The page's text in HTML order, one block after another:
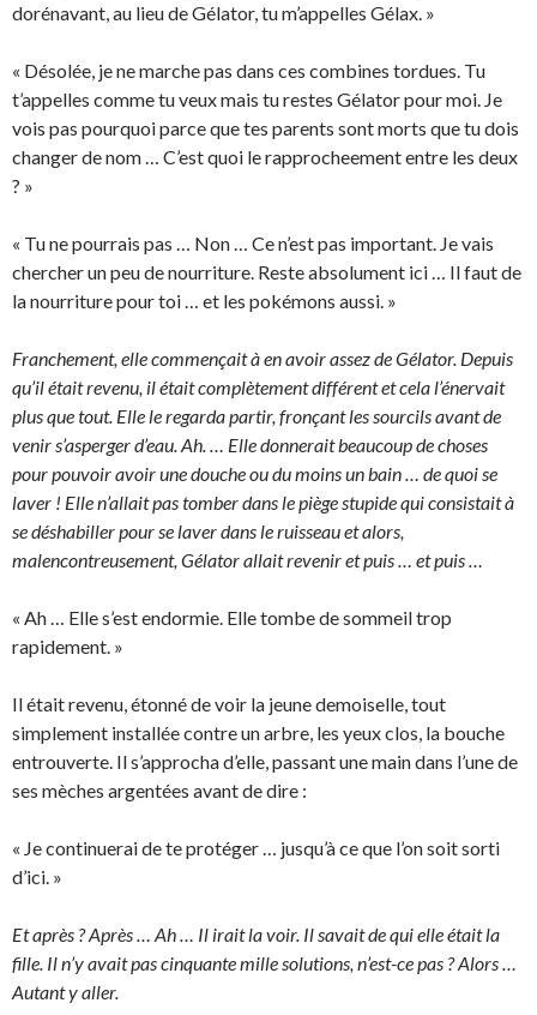
dorénavant, au lieu de Gélator, tu m’appelles Gélax. »
« Désolée, je ne marche pas dans ces combines tordues. Tu
t’appelles comme tu veux mais tu restes Gélator pour moi. Je
vois pas pourquoi parce que tes parents sont morts que tu dois
changer de nom … C’est quoi le rapprocheement entre les deux
? »
« Tu ne pourrais pas … Non … Ce n’est pas important. Je vais
chercher un peu de nourriture. Reste absolument ici … Il faut de
la nourriture pour toi … et les pokémons aussi. »
Franchement, elle commençait à en avoir assez de Gélator. Depuis
qu’il était revenu, il était complètement différent et cela l’énervait
plus que tout. Elle le regarda partir, fronçant les sourcils avant de
venir s’asperger d’eau. Ah. … Elle donnerait beaucoup de choses
pour pouvoir avoir une douche ou du moins un bain … de quoi se
laver ! Elle n’allait pas tomber dans le piège stupide qui consistait à
se déshabiller pour se laver dans le ruisseau et alors,
malencontreusement, Gélator allait revenir et puis … et puis …
« Ah … Elle s’est endormie. Elle tombe de sommeil trop
rapidement. »
Il était revenu, étonné de voir la jeune demoiselle, tout
simplement installée contre un arbre, les yeux clos, la bouche
entrouverte. Il s’approcha d’elle, passant une main dans l’une de
ses mèches argentées avant de dire :
« Je continuerai de te protéger … jusqu’à ce que l’on soit sorti
d’ici. »
Et après ? Après … Ah … Il irait la voir. Il savait de qui elle était la
fille. Il n’y avait pas cinquante mille solutions, n’est-ce pas ? Alors …
Autant y aller.